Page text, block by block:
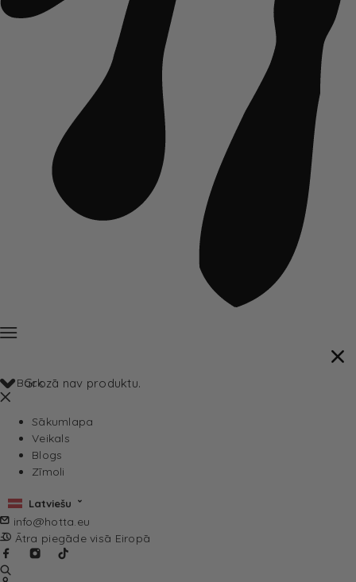
Grozā nav produktu.
Back
Sākumlapa
Veikals
Blogs
Zīmoli
Latviešu
info@hotta.eu
Ātra piegāde visā Eiropā